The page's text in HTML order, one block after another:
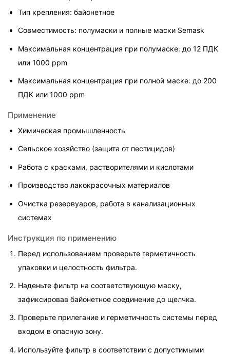
Тип крепления: байонетное
Совместимость: полумаски и полные маски Semask
Максимальная концентрация при полумаске: до 12 ПДК
или 1000 ppm
Максимальная концентрация при полной маске: до 200
ПДК или 1000 ppm
Применение
Химическая промышленность
Сельское хозяйство (защита от пестицидов)
Работа с красками, растворителями и кислотами
Производство лакокрасочных материалов
Очистка резервуаров, работа в канализационных
системах
Инструкция по применению
Перед использованием проверьте герметичность
упаковки и целостность фильтра.
Наденьте фильтр на соответствующую маску,
зафиксировав байонетное соединение до щелчка.
Проверьте прилегание и герметичность системы перед
входом в опасную зону.
Используйте фильтр в соответствии с допустимыми